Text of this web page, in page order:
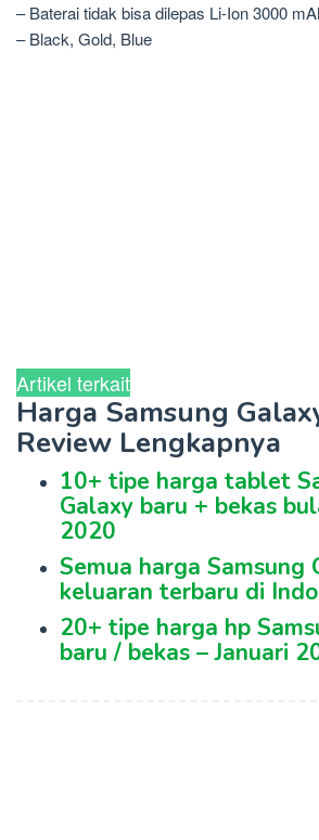
– Baterai tidak bisa dilepas Li-Ion 3000
– Black, Gold, Blue
Artikel terkait
Harga Samsung
Review Lengkapnya
10+ tipe harga tablet
Galaxy baru + bekas
2020
Semua harga Samsung
keluaran terbaru di
20+ tipe harga hp
baru / bekas – Januari